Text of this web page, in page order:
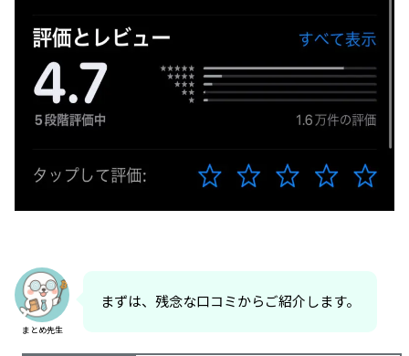
事件発生！
Bybitが過去最大の仮想通貨ハッキングに遭
遇。しかし市場はパニックにならず、Bybitの
対応が称賛されている。なぜか？
①即座＆個人的な対応
② 迅速で透明なフォローアップ
まとめ先生
まずは、残念な口コミからご紹介します。